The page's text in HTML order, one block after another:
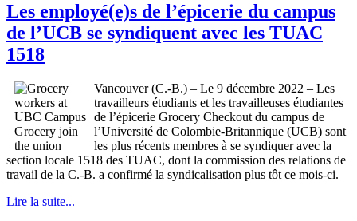
Les employé(e)s de l’épicerie du campus
de l’UCB se syndiquent avec les TUAC
1518
Vancouver (C.-B.) – Le 9 décembre 2022 – Les
travailleurs étudiants et les travailleuses étudiantes
de l’épicerie Grocery Checkout du campus de
l’Université de Colombie-Britannique (UCB) sont
les plus récents membres à se syndiquer avec la
section locale 1518 des TUAC, dont la commission des relations de
travail de la C.-B. a confirmé la syndicalisation plus tôt ce mois-ci.
Lire la suite...